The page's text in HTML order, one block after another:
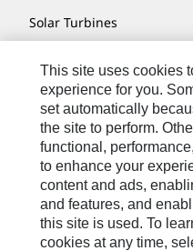
Solar Turbines
Turner Powertrain Systems
Contatti
Mappa Del Sito
Cookie Settings
Informazioni Legali
This site uses cookies
experience for you.
set automatically
the site to perform.
functional,
to enhance your
content and ads,
and features, and
this site is used. To
cookies at any time,